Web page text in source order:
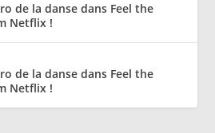
de la danse dans Feel the
Netflix !
de la danse dans Feel the
Netflix !